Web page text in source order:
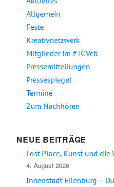
Allgemein
Feste
Kreativnetzwerk
Mitglieder im #TGVeb
Pressemitteilungen
Pressespiegel
Termine
Zum Nachhören
NEUE BEITRÄGE
Lost Place, Kunst und
4. August 2026
Innenstadt Eilenburg –